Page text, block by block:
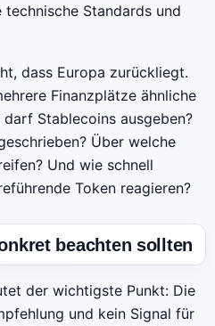
Standards und
dass Europa zurückliegt.
Finanzplätze ähnliche
darf Stablecoins ausgeben?
Über welche
Und wie schnell
Token reagieren?
beachten sollten
der wichtigste Punkt: Die
und kein Signal für